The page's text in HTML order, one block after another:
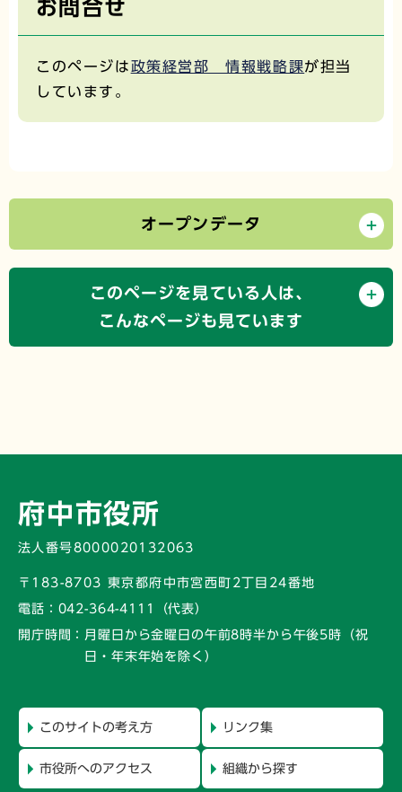
お問合せ
このページは政策経営部 情報戦略課が担当
しています。
オープンデータ
このページを見ている人は、
こんなページも見ています
府中市役所
法人番号8000020132063
〒183-8703 東京都府中市宮西町2丁目24番地
電話： 042-364-4111（代表）
開庁時間： 月曜日から金曜日の午前8時半から午後5時 （祝
日・年末年始を除く）
このサイトの考え方 リンク集
市役所へのアクセス 組織から探す